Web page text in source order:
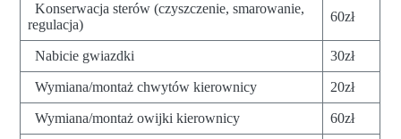
Konserwacja sterów (czyszczenie, smarowanie,
regulacja)
60zł
Nabicie gwiazdki 30zł
Wymiana/montaż chwytów kierownicy 20zł
Wymiana/montaż owijki kierownicy 60zł